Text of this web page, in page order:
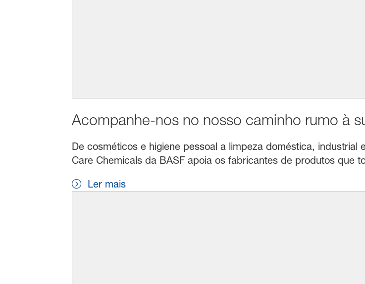
Acompanhe-nos no nosso caminho rumo à
De cosméticos e higiene pessoal a limpeza doméstica, industrial
Care Chemicals da BASF apoia os fabricantes de produtos que
Ler mais